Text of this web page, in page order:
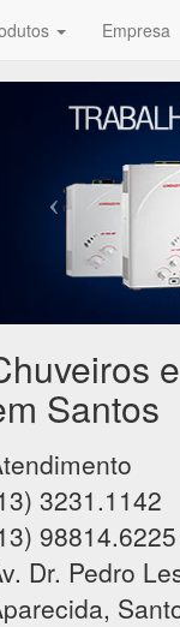
Empresa
Santos
3231.1142
98814.6225
Dr. Pedro